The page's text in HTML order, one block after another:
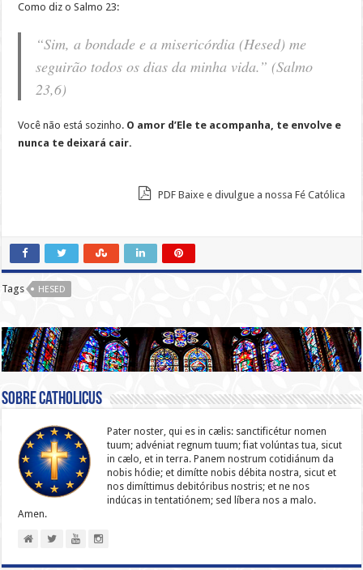
Como diz o Salmo 23:
“Sim, a bondade e a misericórdia (Hesed) me
seguirão todos os dias da minha vida.” (Salmo
23,6)
Você não está sozinho. O amor d’Ele te acompanha, te envolve e
nunca te deixará cair.
PDF Baixe e divulgue a nossa Fé Católica
Tags HESED
Sobre catholicus
Pater noster, qui es in cælis: sanc­ti­ficétur nomen
tuum; advéniat regnum tuum; fiat volúntas tua, sicut
in cælo, et in terra. Panem nostrum cotidiánum da
nobis hódie; et dimítte nobis débita nostra, sicut et
nos dimíttimus debitóribus nostris; et ne nos
indúcas in ten­ta­tiónem; sed líbera nos a malo.
Amen.